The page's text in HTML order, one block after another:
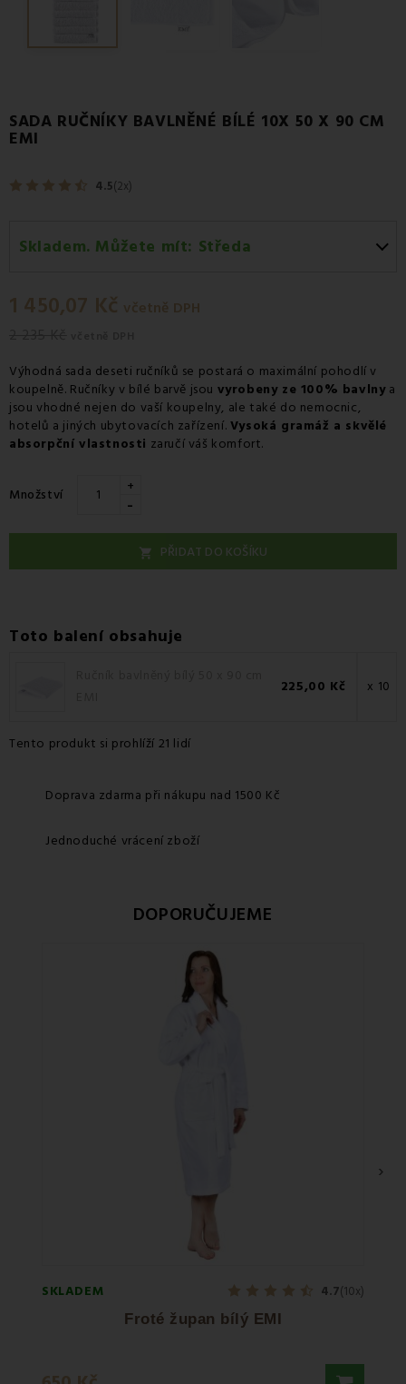
SADA RUČNÍKY BAVLNĚNÉ BÍLÉ 10X 50 X 90 CM
EMI
4.5(2x)
Skladem. Můžete mít: Středa
Zásilkovna.
1 450,07 Kč včetně DPH
Výhodná sada deseti ručníků se postará o maximální pohodlí v
koupelně. Ručníky v bílé barvě jsou vyrobeny ze 100% bavlnya
jsou vhodné nejen do vaší koupelny, ale také do nemocnic,
hotelů a jiných ubytovacích zařízení. Vysoká gramáž a skvělé
absorpční vlastnosti zaručí váš komfort.
Množství +
-
 PŘIDAT DO KOŠÍKU
Toto balení obsahuje
225,00 Kč x 10
Tento produkt si prohlíží 21 lidí
Doprava zdarma při nákupu nad 1500 Kč
Jednoduché vrácení zboží
DOPORUČUJEME
SKLADEM 4.7(10x)
Froté župan bílý EMI
›